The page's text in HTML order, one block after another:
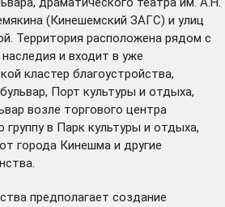
(Кинешемский ЗАГС) и улиц
Территория расположена рядом с
и входит в уже
кластер благоустройства,
Порт культуры и отдыха,
возле торгового центра
группу в Парк культуры и отдыха,
города Кинешма и другие
предполагает создание